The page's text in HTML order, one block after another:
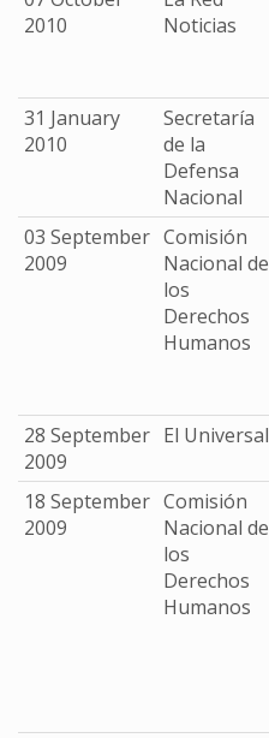
2010
Noticias
31 January
2010
Secretaría
de la
Defensa
Nacional
03 September
2009
Comisión
Nacional de
los
Derechos
Humanos
28 September
2009
El Universal
18 September
2009
Comisión
Nacional de
los
Derechos
Humanos